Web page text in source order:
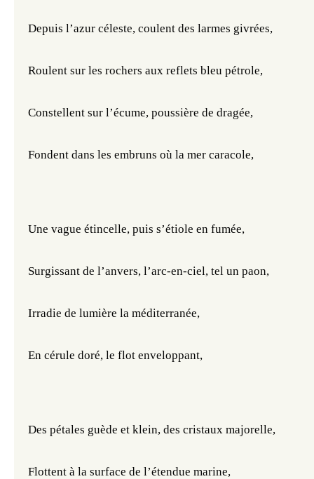
Depuis l’azur céleste, coulent des larmes givrées,
Roulent sur les rochers aux reflets bleu pétrole,
Constellent sur l’écume, poussière de dragée,
Fondent dans les embruns où la mer caracole,
Une vague étincelle, puis s’étiole en fumée,
Surgissant de l’anvers, l’arc-en-ciel, tel un paon,
Irradie de lumière la méditerranée,
En cérule doré, le flot enveloppant,
Des pétales guède et klein, des cristaux majorelle,
Flottent à la surface de l’étendue marine,